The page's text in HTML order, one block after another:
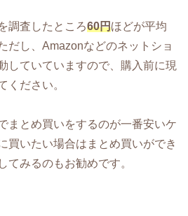
調査したところ60円ほどが平均
だし、Amazonなどのネットショ
していていますので、購入前に現
ください。
まとめ買いをするのが一番安いケ
買いたい場合はまとめ買いができ
てみるのもお勧めです。